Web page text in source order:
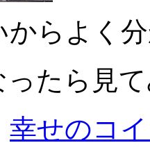
からよく
ったら見
幸せのコ